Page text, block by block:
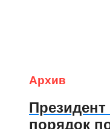
Архив
порядок